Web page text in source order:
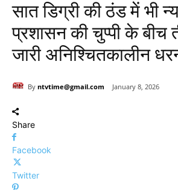
सात डिग्री की ठंड में भी
प्रशासन की चुप्पी के बीच
जारी अनिश्चितकालीन
By ntvtime@gmail.com January 8, 2026
Share
Facebook
Twitter